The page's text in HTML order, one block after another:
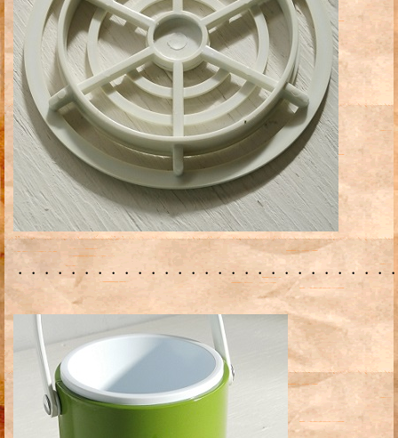
・・・・・・・・・・・・・・・・・・・・・・・・・・・